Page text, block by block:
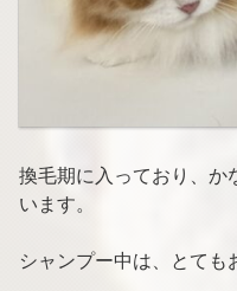
換毛期に入っており、か
います。
シャンプー中は、とても